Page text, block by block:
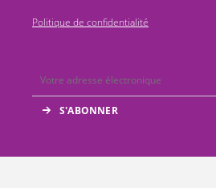
Politique de confidentialité